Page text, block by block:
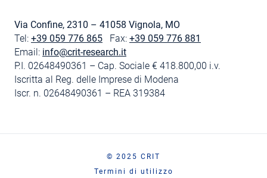
Via Confine, 2310 – 41058 Vignola, MO
Tel: +39 059 776 865 Fax: +39 059 776 881
Email: info@crit-research.it
P.I. 02648490361 – Cap. Sociale € 418.800,00 i.v.
Iscritta al Reg. delle Imprese di Modena
Iscr. n. 02648490361 – REA 319384
© 2025 CRIT
Termini di utilizzo